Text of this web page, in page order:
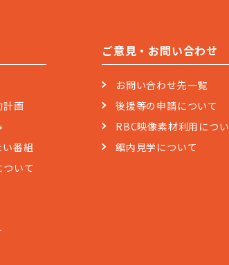
計画
番組
いて
ご意見・お問い合わせ
お問い合わせ先一覧
後援等の申請について
RBC映像素材利用につ
館内見学について